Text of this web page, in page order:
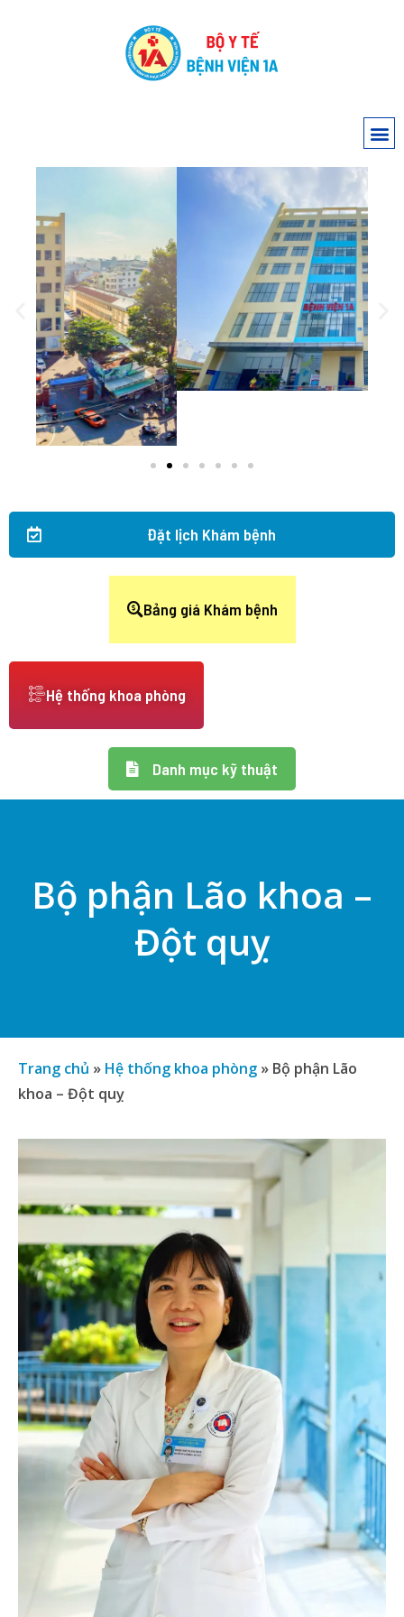
Đặt lịch Khám bệnh
Bảng giá Khám bệnh
Hệ thống khoa phòng
Danh mục kỹ thuật
Bộ phận Lão khoa –
Đột quỵ
Trang chủ » Hệ thống khoa phòng » Bộ phận Lão
khoa – Đột quỵ